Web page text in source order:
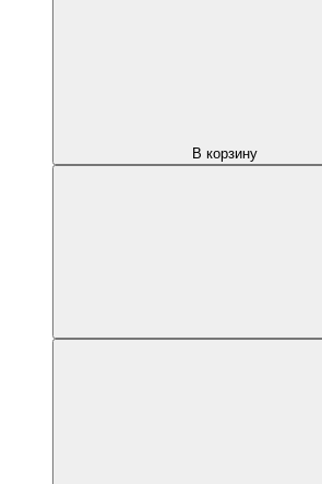
В корзину